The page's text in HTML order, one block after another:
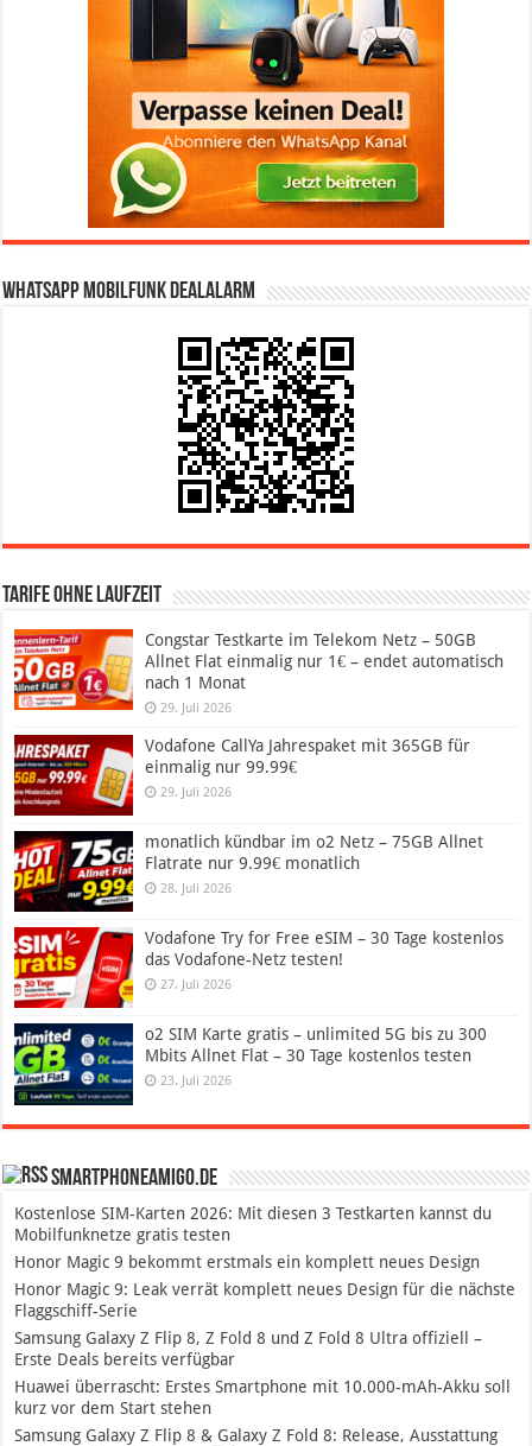
WhatsApp Mobilfunk DealAlarm
Tarife ohne Laufzeit
Congstar Testkarte im Telekom Netz – 50GB
Allnet Flat einmalig nur 1€ – endet automatisch
nach 1 Monat
29. Juli 2026
Vodafone CallYa Jahrespaket mit 365GB für
einmalig nur 99.99€
29. Juli 2026
monatlich kündbar im o2 Netz – 75GB Allnet
Flatrate nur 9.99€ monatlich
28. Juli 2026
Vodafone Try for Free eSIM – 30 Tage kostenlos
das Vodafone-Netz testen!
27. Juli 2026
o2 SIM Karte gratis – unlimited 5G bis zu 300
Mbits Allnet Flat – 30 Tage kostenlos testen
23. Juli 2026
SmartphoneAmigo.de
Kostenlose SIM-Karten 2026: Mit diesen 3 Testkarten kannst du
Mobilfunknetze gratis testen
Honor Magic 9 bekommt erstmals ein komplett neues Design
Honor Magic 9: Leak verrät komplett neues Design für die nächste
Flaggschiff-Serie
Samsung Galaxy Z Flip 8, Z Fold 8 und Z Fold 8 Ultra offiziell –
Erste Deals bereits verfügbar
Huawei überrascht: Erstes Smartphone mit 10.000-mAh-Akku soll
kurz vor dem Start stehen
Samsung Galaxy Z Flip 8 & Galaxy Z Fold 8: Release, Ausstattung